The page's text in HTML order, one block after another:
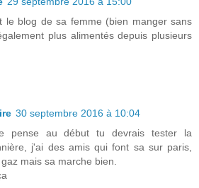
le blog de sa femme (bien manger sans
plus alimentés depuis plusieurs
30 septembre 2016 à 10:04
pense au début tu devrais tester la
j'ai des amis qui font sa sur paris,
mais sa marche bien.